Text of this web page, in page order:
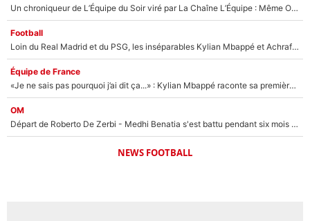
Un chroniqueur de L’Équipe du Soir viré par La Chaîne L’Équipe : Même Olivier Ménard n’avait pas pu empêcher son départ, «je l’ai appris sur Twitter, je l’ai vécu assez mal»
Football
Loin du Real Madrid et du PSG, les inséparables Kylian Mbappé et Achraf Hakimi changent d'équipe le temps d'une journée !
Équipe de France
«Je ne sais pas pourquoi j’ai dit ça...» : Kylian Mbappé raconte sa première rencontre avec Zinédine Zidane (et c’est très drôle)
OM
Départ de Roberto De Zerbi - Medhi Benatia s'est battu pendant six mois pour le retenir à l'OM, le PSG a été le naufrage de trop : «Je pars avec toi»
NEWS FOOTBALL